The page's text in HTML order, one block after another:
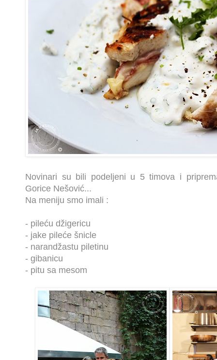
Novinari su bili podeljeni u 5 timova i
Gorice Nešović...
Na meniju smo imali :
- pileću džigericu
- jake pileće šnicle
- narandžastu piletinu
- gibanicu
- pitu sa mesom